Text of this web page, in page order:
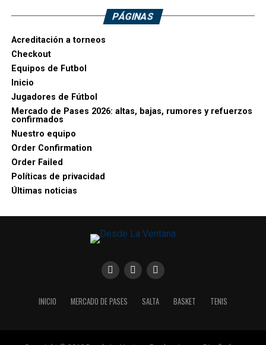
PÁGINAS
Acreditación a torneos
Checkout
Equipos de Futbol
Inicio
Jugadores de Fútbol
Mercado de Pases 2026: altas, bajas, rumores y refuerzos
confirmados
Nuestro equipo
Order Confirmation
Order Failed
Políticas de privacidad
Últimas noticias
INICIO MERCADO DE PASES SALTA BASKET TENIS